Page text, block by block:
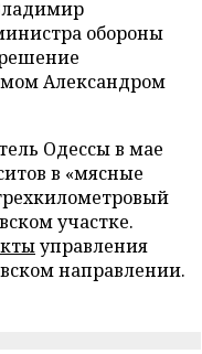
обороны
Александром
Одессы в мае
в «мясные
участке.
управления
направлении.